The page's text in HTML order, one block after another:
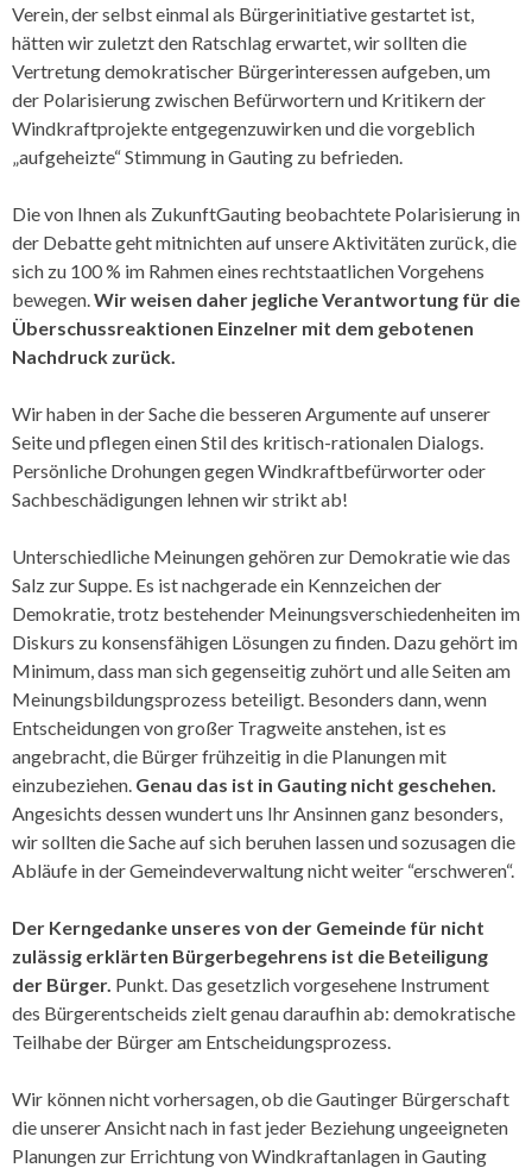
Verein, der selbst einmal als Bürgerinitiative gestartet ist,
hätten wir zuletzt den Ratschlag erwartet, wir sollten die
Vertretung demokratischer Bürgerinteressen aufgeben, um
der Polarisierung zwischen Befürwortern und Kritikern der
Windkraftprojekte entgegenzuwirken und die vorgeblich
„aufgeheizte“ Stimmung in Gauting zu befrieden.
Die von Ihnen als ZukunftGauting beobachtete Polarisierung in
der Debatte geht mitnichten auf unsere Aktivitäten zurück, die
sich zu 100 % im Rahmen eines rechtstaatlichen Vorgehens
bewegen. Wir weisen daher jegliche Verantwortung für die
Überschuss­reaktionen Einzelner mit dem gebotenen
Nachdruck zurück.
Wir haben in der Sache die besseren Argumente auf unserer
Seite und pflegen einen Stil des kritisch-rationalen Dialogs.
Persönliche Drohungen gegen Windkraftbefürworter oder
Sachbeschädigungen lehnen wir strikt ab!
Unterschiedliche Meinungen gehören zur Demokratie wie das
Salz zur Suppe. Es ist nachgerade ein Kennzeichen der
Demokratie, trotz bestehender Meinungsverschieden­heiten im
Diskurs zu konsensfähigen Lösungen zu finden. Dazu gehört im
Minimum, dass man sich gegenseitig zuhört und alle Seiten am
Meinungsbildungsprozess beteiligt. Besonders dann, wenn
Entscheidungen von großer Tragweite anstehen, ist es
angebracht, die Bürger frühzeitig in die Planungen mit
einzubeziehen. Genau das ist in Gauting nicht geschehen.
Angesichts dessen wundert uns Ihr Ansinnen ganz besonders,
wir sollten die Sache auf sich beruhen lassen und sozusagen die
Abläufe in der Gemeinde­verwaltung nicht weiter “erschweren“.
Der Kerngedanke unseres von der Gemeinde für nicht
zulässig erklärten Bürgerbegehrens ist die Beteiligung
der Bürger. Punkt. Das gesetzlich vorgesehene Instrument
des Bürgerentscheids zielt genau daraufhin ab: demokratische
Teilhabe der Bürger am Entscheidungsprozess.
Wir können nicht vorhersagen, ob die Gautinger Bürgerschaft
die unserer Ansicht nach in fast jeder Beziehung ungeeigneten
Planungen zur Errichtung von Windkraftanlagen in Gauting